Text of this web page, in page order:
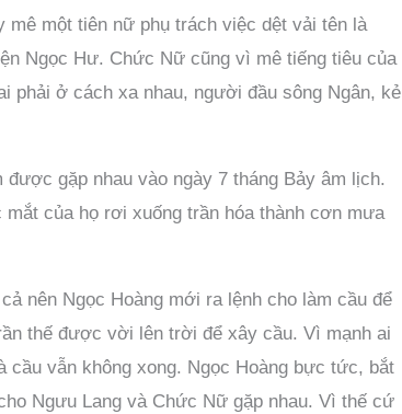
một tiên nữ phụ trách việc dệt vải tên là
Ngọc Hư. Chức Nữ cũng vì mê tiếng tiêu của
phải ở cách xa nhau, người đầu sông Ngân, kẻ
gặp nhau vào ngày 7 tháng Bảy âm lịch.
của họ rơi xuống trần hóa thành cơn mưa
nên Ngọc Hoàng mới ra lệnh cho làm cầu để
thế được vời lên trời để xây cầu. Vì mạnh ai
cầu vẫn không xong. Ngọc Hoàng bực tức, bắt
Ngưu Lang và Chức Nữ gặp nhau. Vì thế cứ